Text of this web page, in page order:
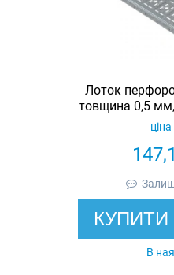
Лоток
товщина 0,5
КУПИТИ
В